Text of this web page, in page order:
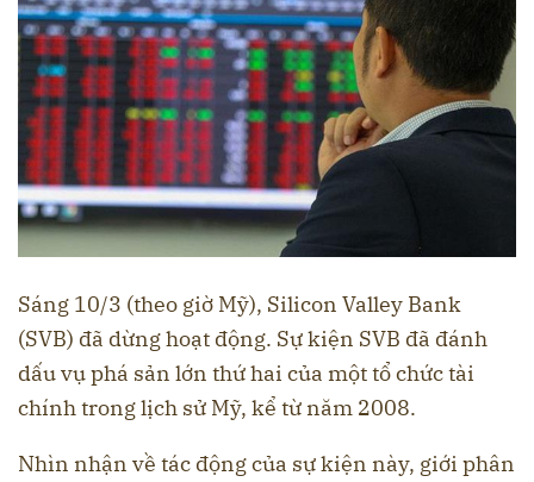
Sáng 10/3 (theo giờ Mỹ), Silicon Valley Bank
(SVB) đã dừng hoạt động. Sự kiện SVB đã đánh
dấu vụ phá sản lớn thứ hai của một tổ chức tài
chính trong lịch sử Mỹ, kể từ năm 2008.
Nhìn nhận về tác động của sự kiện này, giới phân